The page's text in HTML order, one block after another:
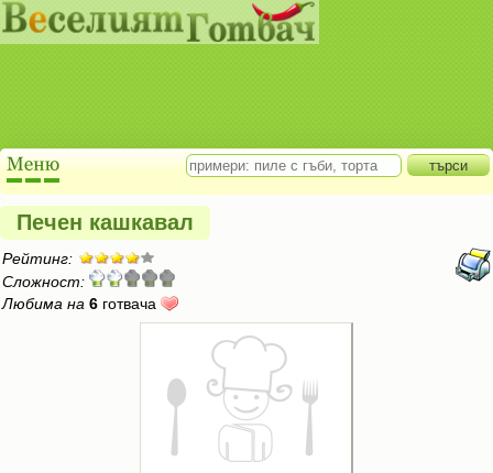
Печен кашкавал
Рейтинг:
Сложност:
Любима на 6 готвача